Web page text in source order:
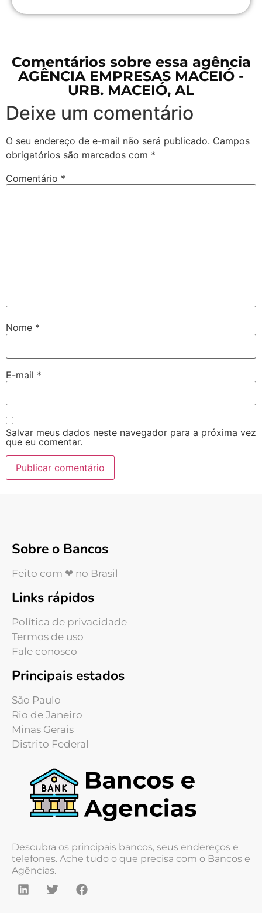
Comentários sobre essa agência
AGÊNCIA EMPRESAS MACEIÓ -
URB. MACEIÓ, AL
Deixe um comentário
O seu endereço de e-mail não será publicado. Campos
obrigatórios são marcados com *
Comentário *
Nome *
E-mail *
Salvar meus dados neste navegador para a próxima vez
que eu comentar.
Sobre o Bancos
Feito com ❤ no Brasil
Links rápidos
Política de privacidade
Termos de uso
Fale conosco
Principais estados
São Paulo
Rio de Janeiro
Minas Gerais
Distrito Federal
Descubra os principais bancos, seus endereços e
telefones. Ache tudo o que precisa com o Bancos e
Agências.